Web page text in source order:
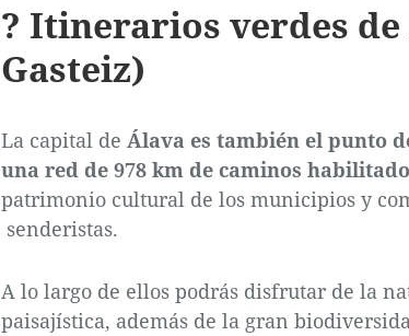
? Itinerarios verdes
Gasteiz)
La capital deÁlava es también el punto
una red de 978 km de caminos
patrimonio cultural de los municipios y
senderistas.
A lo largo de ellos podrás disfrutar de la
paisajística, además de la gran